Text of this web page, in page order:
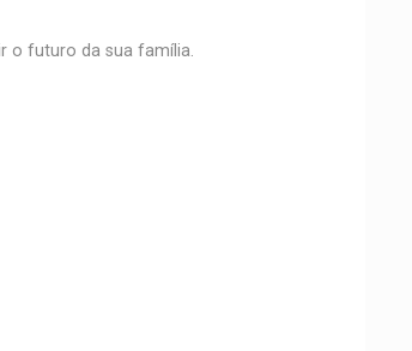
o futuro da sua família.